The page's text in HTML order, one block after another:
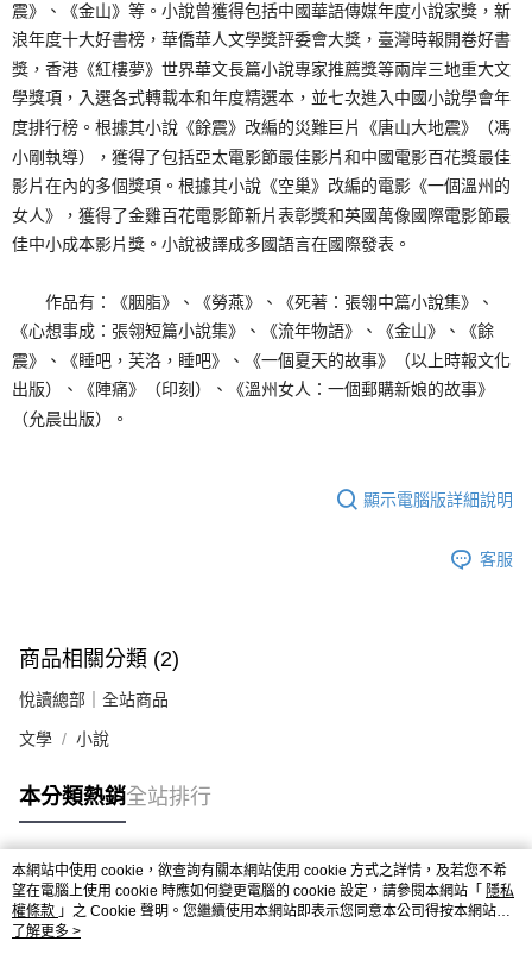
震》、《金山》等。小說曾獲得包括中國華語傳媒年度小說家獎，新
浪年度十大好書榜，華僑華人文學獎評委會大獎，臺灣時報開卷好書
獎，香港《紅樓夢》世界華文長篇小說專家推薦獎等兩岸三地重大文
學獎項，入選各式轉載本和年度精選本，並七次進入中國小說學會年
度排行榜。根據其小說《餘震》改編的災難巨片《唐山大地震》（馮
小剛執導），獲得了包括亞太電影節最佳影片和中國電影百花獎最佳
影片在內的多個獎項。根據其小說《空巢》改編的電影《一個溫州的
女人》，獲得了金雞百花電影節新片表彰獎和英國萬像國際電影節最
佳中小成本影片獎。小說被譯成多國語言在國際發表。
作品有：《胭脂》、《勞燕》、《死著：張翎中篇小說集》、
《心想事成：張翎短篇小說集》、《流年物語》、《金山》、《餘
震》、《睡吧，芙洛，睡吧》、《一個夏天的故事》（以上時報文化
出版）、《陣痛》（印刻）、《溫州女人：一個郵購新娘的故事》
（允晨出版）。
顯示電腦版詳細說明
客服
商品相關分類 (2)
悅讀總部｜全站商品
文學 小說
本分類熱銷全站排行
熱門標籤
本網站中使用 cookie，欲查詢有關本網站使用 cookie 方式之詳情，及若您不希
望在電腦上使用 cookie 時應如何變更電腦的 cookie 設定，請參閱本網站「 隱私
權條款 」之 Cookie 聲明。您繼續使用本網站即表示您同意本公司得按本網站使
用條款之 Cookie 聲明使用 cookie。
了解更多 >